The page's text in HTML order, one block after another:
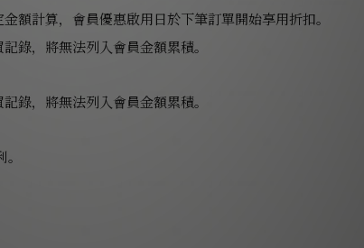
額計算，會員優惠啟用日於下筆訂單開始享用折扣。
錄，將無法列入會員金額累積。
錄，將無法列入會員金額累積。